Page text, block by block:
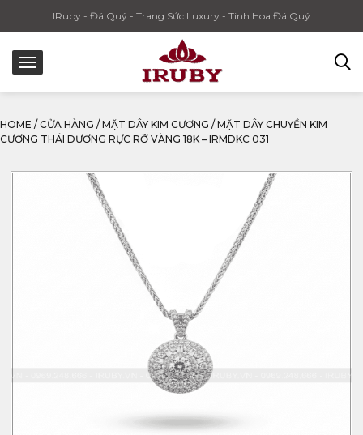
IRuby - Đá Quý - Trang Sức Luxury - Tinh Hoa Đá Quý
HOME / CỬA HÀNG / MẶT DÂY KIM CƯƠNG / MẶT DÂY CHUYỀN KIM
CƯƠNG THÁI DƯƠNG RỰC RỠ VÀNG 18K – IRMDKC 031